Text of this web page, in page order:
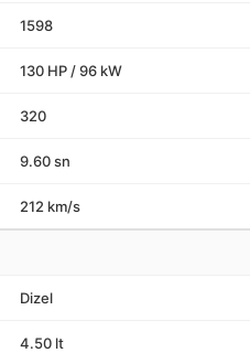
1598
130 HP / 96 kW
320
9.60 sn
212 km/s
Dizel
4.50 lt